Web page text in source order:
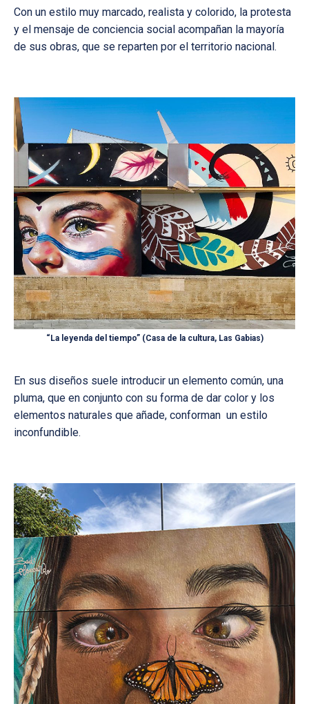
Con un estilo muy marcado, realista y colorido, la protesta
y el mensaje de conciencia social acompañan la mayoría
de sus obras, que se reparten por el territorio nacional.
“La leyenda del tiempo” (Casa de la cultura, Las Gabias)
En sus diseños suele introducir un elemento común, una
pluma, que en conjunto con su forma de dar color y los
elementos naturales que añade, conforman un estilo
inconfundible.